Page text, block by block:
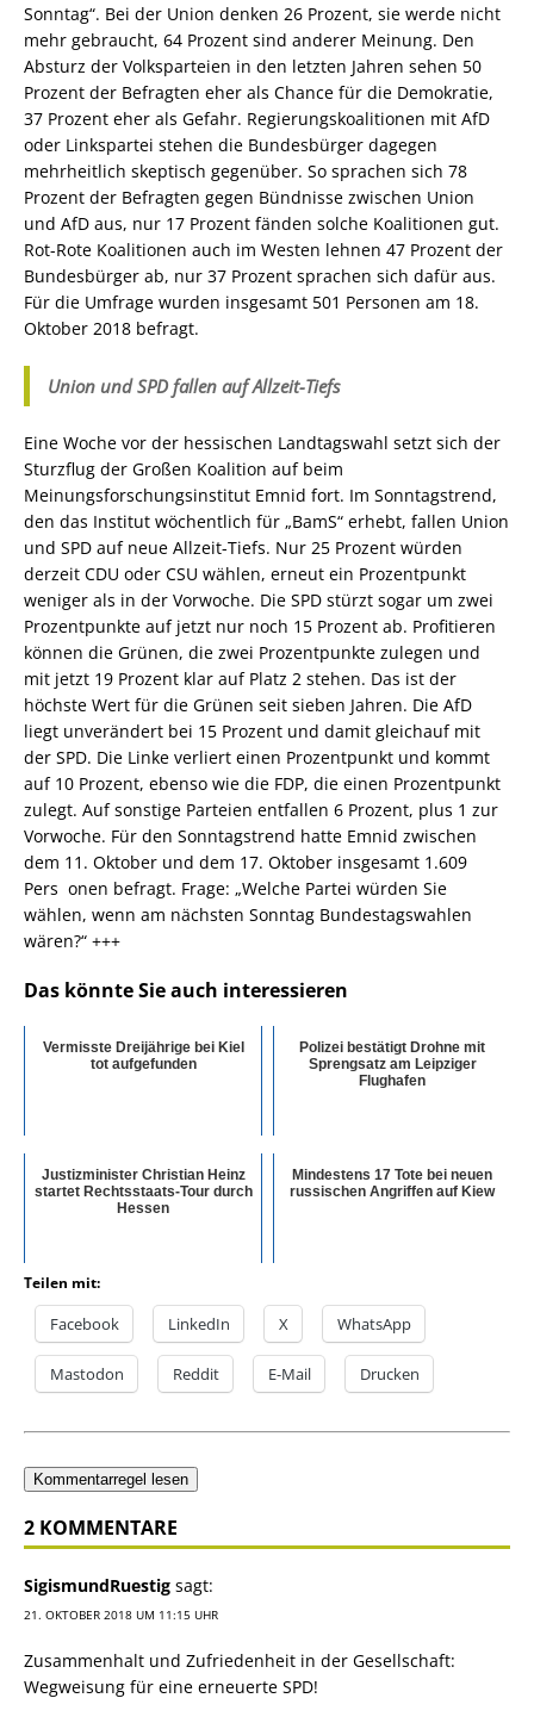
Sonntag“. Bei der Union denken 26 Prozent, sie werde nicht
mehr gebraucht, 64 Prozent sind anderer Meinung. Den
Absturz der Volksparteien in den letzten Jahren sehen 50
Prozent der Befragten eher als Chance für die Demokratie,
37 Prozent eher als Gefahr. Regierungskoalitionen mit AfD
oder Linkspartei stehen die Bundesbürger dagegen
mehrheitlich skeptisch gegenüber. So sprachen sich 78
Prozent der Befragten gegen Bündnisse zwischen Union
und AfD aus, nur 17 Prozent fänden solche Koalitionen gut.
Rot-Rote Koalitionen auch im Westen lehnen 47 Prozent der
Bundesbürger ab, nur 37 Prozent sprachen sich dafür aus.
Für die Umfrage wurden insgesamt 501 Personen am 18.
Oktober 2018 befragt.
Union und SPD fallen auf Allzeit-Tiefs
Eine Woche vor der hessischen Landtagswahl setzt sich der
Sturzflug der Großen Koalition auf beim
Meinungsforschungsinstitut Emnid fort. Im Sonntagstrend,
den das Institut wöchentlich für „BamS“ erhebt, fallen Union
und SPD auf neue Allzeit-Tiefs. Nur 25 Prozent würden
derzeit CDU oder CSU wählen, erneut ein Prozentpunkt
weniger als in der Vorwoche. Die SPD stürzt sogar um zwei
Prozentpunkte auf jetzt nur noch 15 Prozent ab. Profitieren
können die Grünen, die zwei Prozentpunkte zulegen und
mit jetzt 19 Prozent klar auf Platz 2 stehen. Das ist der
höchste Wert für die Grünen seit sieben Jahren. Die AfD
liegt unverändert bei 15 Prozent und damit gleichauf mit
der SPD. Die Linke verliert einen Prozentpunkt und kommt
auf 10 Prozent, ebenso wie die FDP, die einen Prozentpunkt
zulegt. Auf sonstige Parteien entfallen 6 Prozent, plus 1 zur
Vorwoche. Für den Sonntagstrend hatte Emnid zwischen
dem 11. Oktober und dem 17. Oktober insgesamt 1.609
Pers onen befragt. Frage: „Welche Partei würden Sie
wählen, wenn am nächsten Sonntag Bundestagswahlen
wären?“ +++
Das könnte Sie auch interessieren
Vermisste Dreijährige bei Kiel
tot aufgefunden
Polizei bestätigt Drohne mit
Sprengsatz am Leipziger
Flughafen
Justizminister Christian Heinz
startet Rechtsstaats-Tour durch
Hessen
Mindestens 17 Tote bei neuen
russischen Angriffen auf Kiew
Teilen mit:
Facebook LinkedIn X WhatsApp
Mastodon Reddit E-Mail Drucken
Kommentarregel lesen
2 KOMMENTARE
SigismundRuestig sagt:
21. OKTOBER 2018 UM 11:15 UHR
Zusammenhalt und Zufriedenheit in der Gesellschaft:
Wegweisung für eine erneuerte SPD!